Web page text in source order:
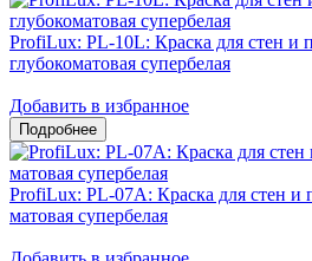
ProfiLux: PL-10L: Краска для стен и
глубокоматовая супербелая
Добавить в избранное
ProfiLux: PL-07А: Краска для стен и
матовая супербелая